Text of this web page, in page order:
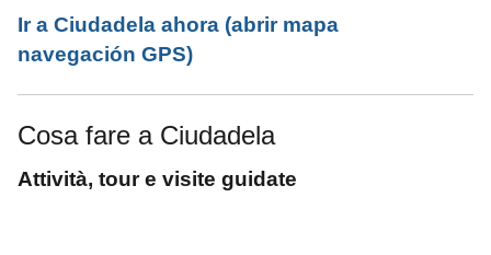
Ir a Ciudadela ahora (abrir mapa
navegación GPS)
Cosa fare a Ciudadela
Attività, tour e visite guidate